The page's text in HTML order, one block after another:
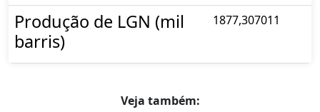
Produção de LGN (mil
barris)
1877,307011
Veja também: